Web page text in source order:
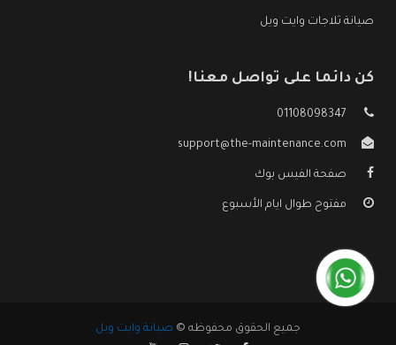
صيانة ثلاجات وايت ويل
كن دائما على تواصل معنا!
01108098347
support@the-maintenance.com
صفحة الفيس بوك
مفتوح طوال ايام الأسبوع
جميع الحقوق محفوظه © صيانة وايت ويل